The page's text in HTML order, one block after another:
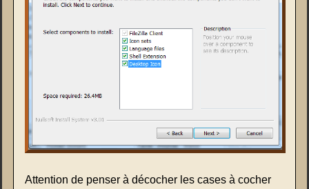
Attention de penser à décocher les cases à cocher